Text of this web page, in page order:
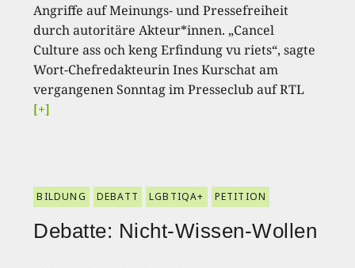
Angriffe auf Meinungs- und Pressefreiheit
durch autoritäre Akteur*innen. „Cancel
Culture ass och keng Erfindung vu riets“, sagte
Wort-Chefredakteurin Ines Kurschat am
vergangenen Sonntag im Presseclub auf RTL
[+]
BILDUNG DEBATT LGBTIQA+ PETITION
Debatte: Nicht-Wissen-Wollen